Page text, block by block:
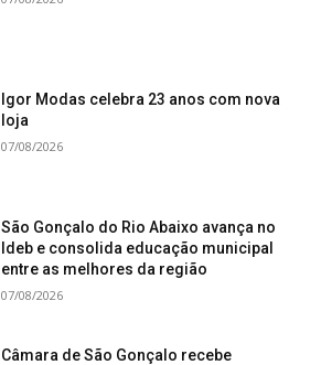
Igor Modas celebra 23 anos com nova
loja
07/08/2026
São Gonçalo do Rio Abaixo avança no
Ideb e consolida educação municipal
entre as melhores da região
07/08/2026
Câmara de São Gonçalo recebe